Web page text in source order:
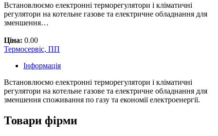
Встановлюємо електронні терморегулятори і кліматичні
регулятори на котельне газове та електричне обладнання для
зменшення…
Ціна: 0.00
Термосервіс, ПП
Інформація
Встановлюємо електронні терморегулятори і кліматичні
регулятори на котельне газове та електричне обладнання для
зменшення споживання по газу та економії електроенергії.
Товари фірми